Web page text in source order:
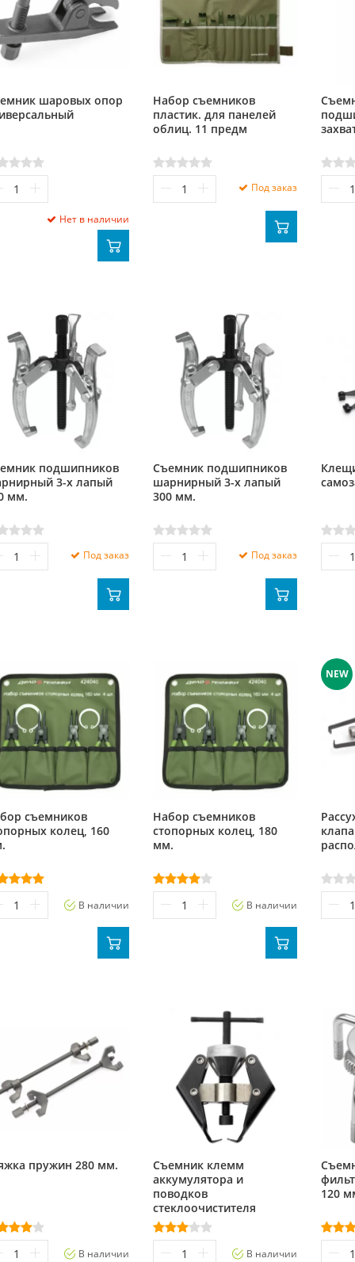
шаровых опор
Нет в наличии
Набор съемников
пластик. для панелей
облиц. 11 предм
Под заказ
подшипников
3-х лапый
мм.
Под заказ
Съемник подшипников
шарнирный 3-х лапый
300 мм.
Под заказ
съемников
колец, 160
В наличии
Набор съемников
стопорных колец, 180
мм.
В наличии
NEW
пружин 280 мм.
В наличии
Съемник клемм
аккумулятора и
поводков
стеклоочистителя
В наличии
120